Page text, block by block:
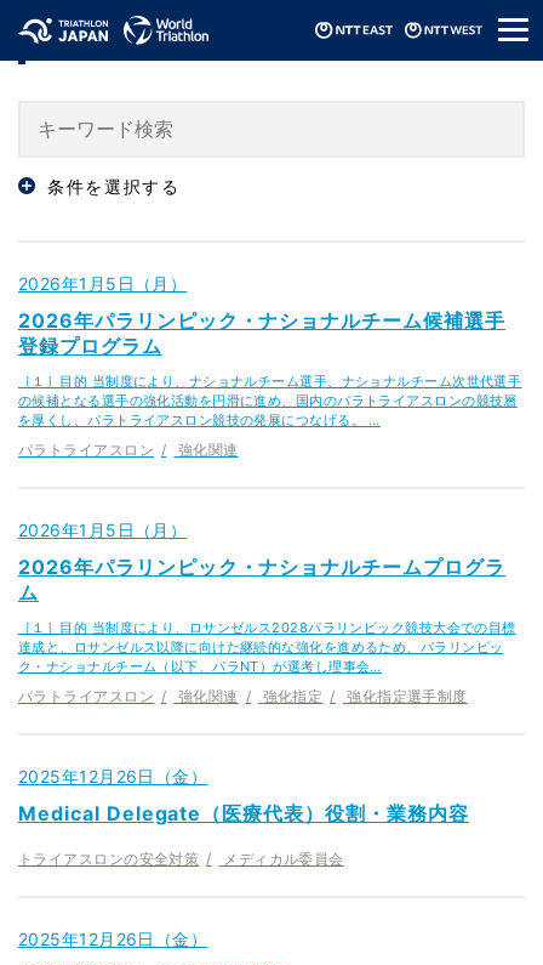
メ
ニ
ニュース / News
条件を選択する
2026年1月5日（月）
2026年パラリンピック・ナショナルチーム候補選手
登録プログラム
［１］目的 当制度により、ナショナルチーム選手、ナショナルチーム次世代選手
の候補となる選手の強化活動を円滑に進め、国内のパラトライアスロンの競技層
を厚くし、パラトライアスロン競技の発展につなげる。 …
パラトライアスロン 強化関連
2026年1月5日（月）
2026年パラリンピック・ナショナルチームプログラ
ム
［１］目的 当制度により、ロサンゼルス2028パラリンピック競技大会での目標
達成と、ロサンゼルス以降に向けた継続的な強化を進めるため、パラリンピッ
ク・ナショナルチーム（以下、パラNT）が選考し理事会…
パラトライアスロン 強化関連 強化指定 強化指定選手制度
2025年12月26日（金）
Medical Delegate（医療代表）役割・業務内容
トライアスロンの安全対策 メディカル委員会
2025年12月26日（金）